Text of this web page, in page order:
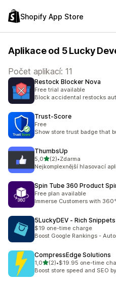
Shopify App Store
Aplikace od 5 Lucky
Počet aplikací: 11
Restock Blocker Nova
Free trial available
Block accidental restocks
Trust‑Score
Free
Show store trust badge that
ThumbsUp
5,0z 5 hvězd
(2)
Celkový počet recenzí: 2
•Zdarma
Nejkomplexnější hlasovací
Spin Tube 360 Product
Free plan available
Immerse Customers with
5LuckyDEV ‑ Rich Snippets
$19 one-time charge
Boost Google Rankings -
CompressEdge Solutions
1,0z 5 hvězd
(2)
Celkový počet recenzí: 2
•$19.95 one-time
Boost store speed and SEO